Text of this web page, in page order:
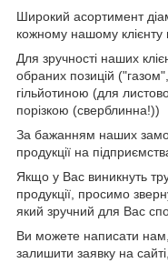
Широкий асортимент
кожному нашому
Для зручності наших
обраних позицій
гільйотиною (для
порізкою (сверблинна!))
За бажанням наших
продукції на
Якщо у Вас виникнуть
продукції, просимо
який зручний для Вас
Ви можете написати
залишити заявку на